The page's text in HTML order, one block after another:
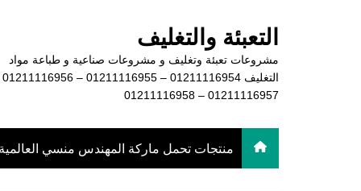
التعبئة والتغليف
مشروعات تعبئة وتغليف و مشروعات صناعية و طباعة مواد
01211116957 – 01211116958
منتجات تحمل ماركة المهندس منسي العالمية